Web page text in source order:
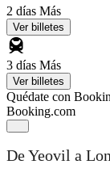
2 días Más
Ver billetes
3 días Más
Ver billetes
Quédate con
Booking.com
De Yeovil a